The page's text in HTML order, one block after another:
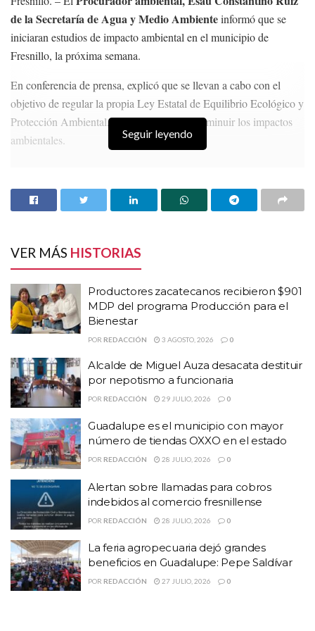
de la Secretaría de Agua y Medio Ambienteinformó que se
iniciaran estudios de impacto ambiental en el municipio de
Fresnillo, la próxima semana.
En conferencia de prensa, explicó que se llevan a cabo con el
objetivo de regular la propia Ley Estatal de Equilibrio Ecológico y
Protección Ambiental, con el objetivo de disminuir los impactos
ambientales.
Productores zacatecanos recibieron $901 MDP
Alcalde de Miguel Auza desacata destituir por
nepotismo a funcionaria
Guadalupe es el municipio con mayor número de
tiendas OXXO en el estado
“Tenemos que tomar conciencia
que todas las obras que están
realizando obras o actividades que
estén fuera de la norma ambiental
tienen que ser reguladas y
nosotros como secretaría
comenzaremos hacer este
operativo, este operativo es
importante para el cuidado del
medio ambiente porque
Seguir leyendo
VER MÁS HISTORIAS
Productores zacatecanos recibieron $901
MDP del programa Producción para el
Bienestar
POR REDACCIÓN 3 AGOSTO, 2026 0
Alcalde de Miguel Auza desacata destituir
por nepotismo a funcionaria
POR REDACCIÓN 29 JULIO, 2026 0
Guadalupe es el municipio con mayor
número de tiendas OXXO en el estado
POR REDACCIÓN 28 JULIO, 2026 0
Alertan sobre llamadas para cobros
indebidos al comercio fresnillense
POR REDACCIÓN 28 JULIO, 2026 0
La feria agropecuaria dejó grandes
beneficios en Guadalupe: Pepe Saldívar
POR REDACCIÓN 27 JULIO, 2026 0